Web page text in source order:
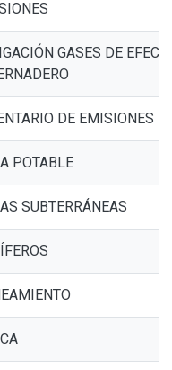
GASES DE
DE EMISIONES
POTABLE
SUBTERRÁNEAS